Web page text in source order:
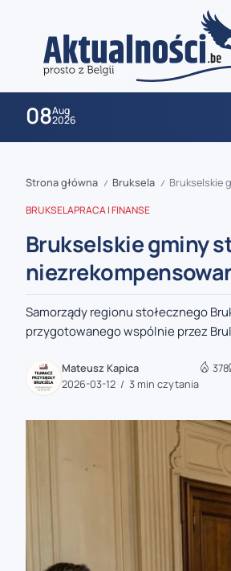
08Aug
2026
zaobserwuj nas
zaobserwuj nas
zaobserwuj nas
zaobserwuj nas
Strona główna / Bruksela / Brukselskie
BRUKSELAPRACA I FINANSE
Brukselskie gminy
Samorządy regionu stołecznego
przygotowanego wspólnie przez
Mateusz Kapica
2026-03-12
3 min czytania
378